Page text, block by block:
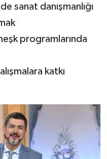
sanat danışmanlığı
programlarında
katkı